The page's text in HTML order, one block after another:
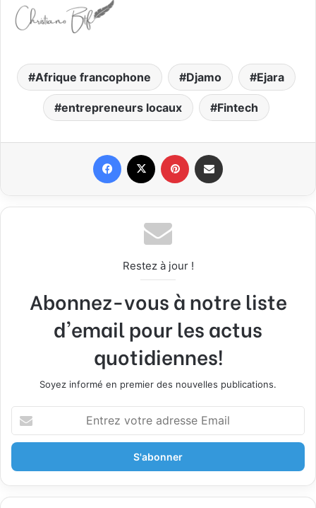
Afrique francophone Djamo Ejara
entrepreneurs locaux Fintech
Restez à jour !
Abonnez-vous à notre liste
d'email pour les actus
quotidiennes!
Soyez informé en premier des nouvelles publications.
t
e
z